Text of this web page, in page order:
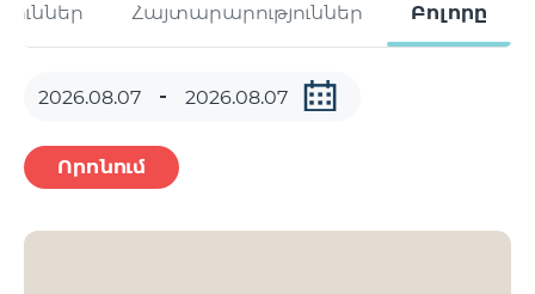
Հայտարարություններ Բոլորը
Որոնում